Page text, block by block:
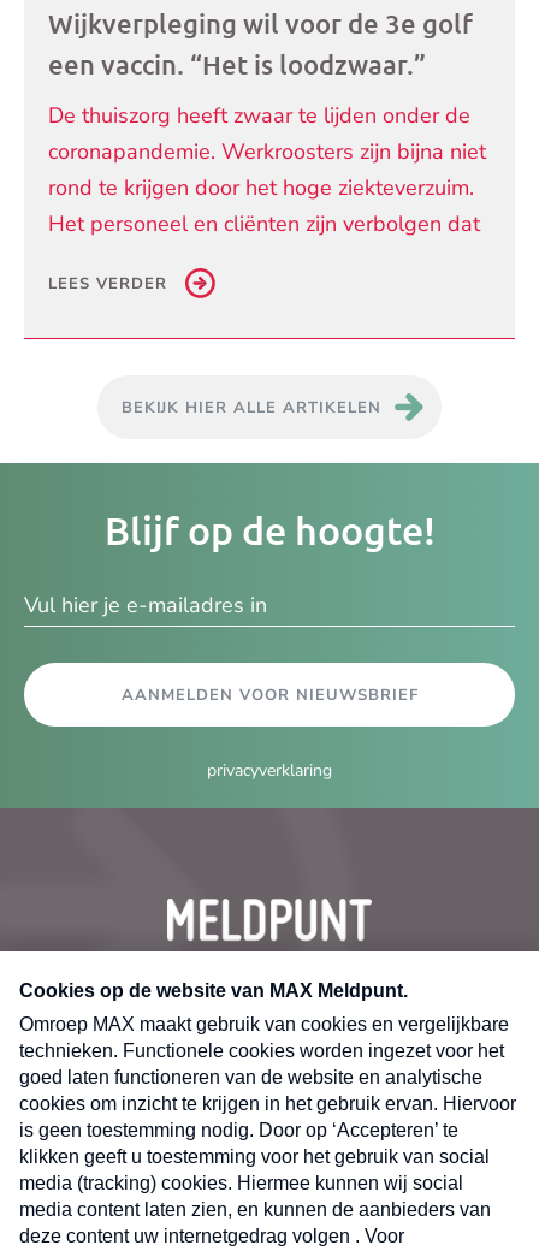
Wijkverpleging wil voor de 3e golf
een vaccin. “Het is loodzwaar.”
De thuiszorg heeft zwaar te lijden onder de
coronapandemie. Werkroosters zijn bijna niet
rond te krijgen door het hoge ziekteverzuim.
Het personeel en cliënten zijn verbolgen dat
LEES VERDER
BEKIJK HIER ALLE ARTIKELEN
Blijf op de hoogte!
AANMELDEN VOOR NIEUWSBRIEF
privacyverklaring
CONTACT
Volg ons op